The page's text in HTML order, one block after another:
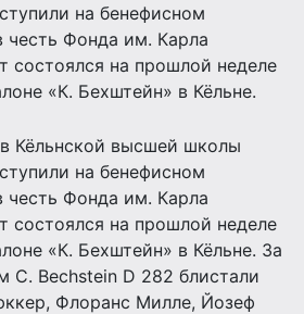
на бенефисном
честь Фонда им. Карла
состоялся на прошлой неделе
«К. Бехштейн» в Кёльне.
Кёльнской высшей школы
на бенефисном
честь Фонда им. Карла
состоялся на прошлой неделе
«К. Бехштейн» в Кёльне. За
C. Bechstein D 282 блистали
Флоранс Милле, Йозеф